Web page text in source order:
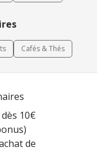
Cafés & Thés
10€
de